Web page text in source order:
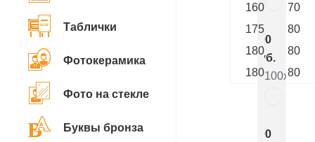
160
70
175
80
180
80
180
80
800
руб.
100x50x5
000
Таблички
Фотокерамика
Фото на стекле
Буквы бронза